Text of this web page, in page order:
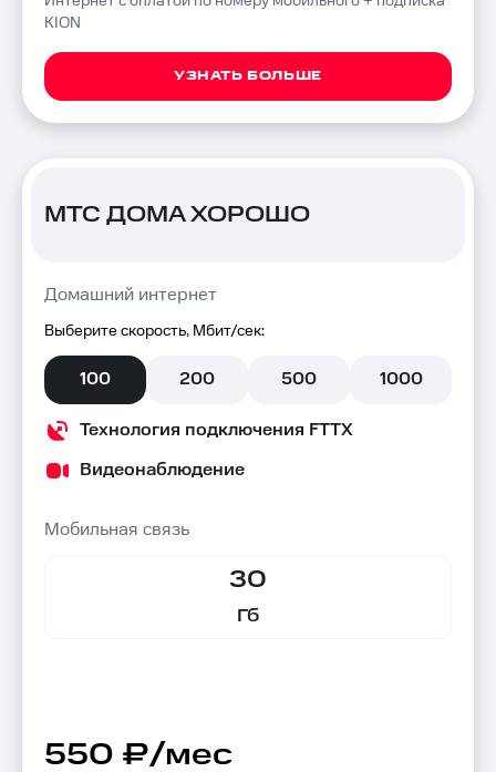
KION
УЗНАТЬ БОЛЬШЕ
МТС ДОМА ХОРОШО
Домашний интернет
Выберите скорость, Мбит/сек:
100 200 500 1000
Технология подключения FTTX
Видеонаблюдение
Мобильная связь
30
Гб
550 ₽/мес